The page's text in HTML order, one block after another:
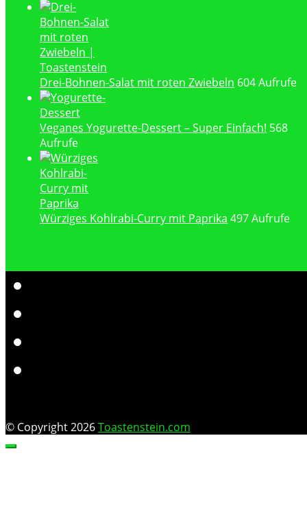
Drei-Bohnen-Salat mit roten Zwiebeln 604 Aufrufe
Veganes Yogurette-Dessert – Super Einfach! 568
Aufrufe
Würziges Kohlrabi-Curry mit Paprika 497 Aufrufe
© Copyright 2026Toastenstein.com